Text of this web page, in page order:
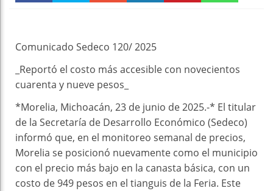
Comunicado Sedeco 120/ 2025
_Reportó el costo más accesible con novecientos
cuarenta y nueve pesos_
*Morelia, Michoacán, 23 de junio de 2025.-* El titular
de la Secretaría de Desarrollo Económico (Sedeco)
informó que, en el monitoreo semanal de precios,
Morelia se posicionó nuevamente como el municipio
con el precio más bajo en la canasta básica, con un
costo de 949 pesos en el tianguis de la Feria. Este